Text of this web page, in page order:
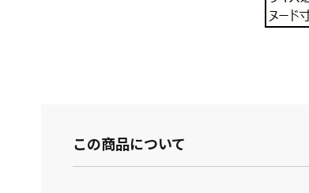
この商品について